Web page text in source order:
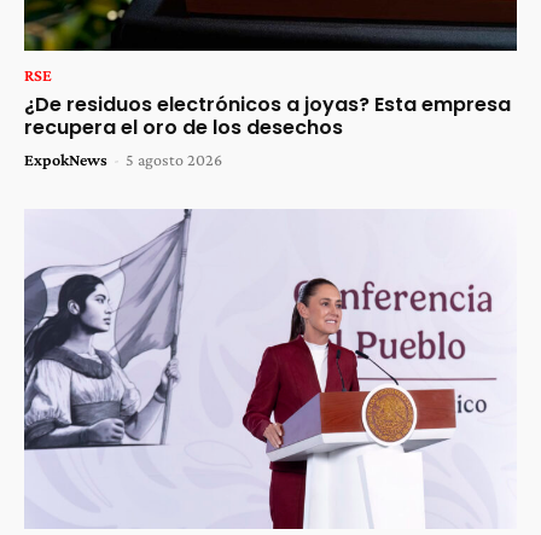
RSE
¿De residuos electrónicos a joyas? Esta empresa
recupera el oro de los desechos
ExpokNews - 5 agosto 2026